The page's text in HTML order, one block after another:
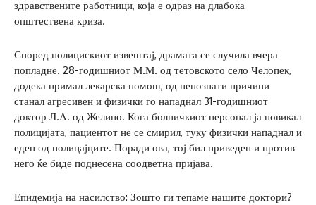
здравствените работници, која е одраз на длабока
општествена криза.
Според полицискиот извештај, драмата се случила вчера
попладне. 28-годишниот М.М. од тетовското село Челопек,
додека примал лекарска помош, од непознати причини
станал агресивен и физички го нападнал 31-годишниот
доктор Л.А. од Желино. Кога болничкиот персонал ја повикал
полицијата, пациентот не се смирил, туку физички нападнал и
еден од полицајците. Поради ова, тој бил приведен и против
него ќе биде поднесена соодветна пријава.
Епидемија на насилство: Зошто ги тепаме нашите доктори?